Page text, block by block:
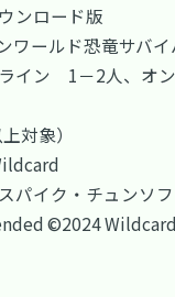
ンロード版
ワールド恐竜サバ
ライン 1－2人、オ
対象）
パイク・チュンソ
©2024